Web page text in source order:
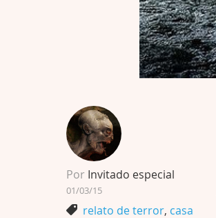
Por Invitado especial
01/03/15
relato de terror, casa